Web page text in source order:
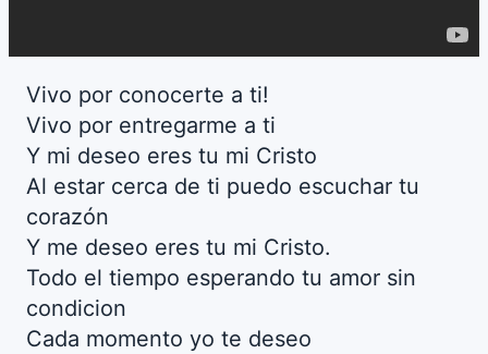
Vivo por conocerte a ti!
Vivo por entregarme a ti
Y mi deseo eres tu mi Cristo
Al estar cerca de ti puedo escuchar tu
corazón
Y me deseo eres tu mi Cristo.
Todo el tiempo esperando tu amor sin
condicion
Cada momento yo te deseo